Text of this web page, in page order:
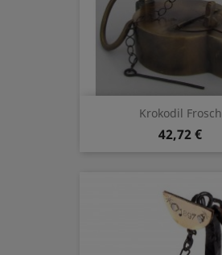
Krokodil Frosch
42,72 €